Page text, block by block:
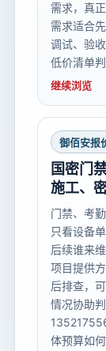
需求，真
需求适合
调试、验
低价清单
继续浏览
御佰安报
国密门
施工、
门禁、考
只看设备
后续谁来
项目提供
后排查，
情况协助
体预算如